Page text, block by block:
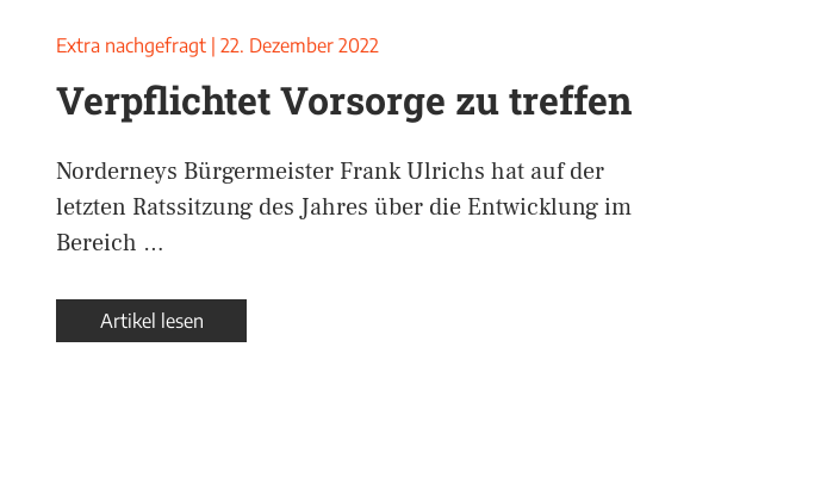
Extra nachgefragt 22. Dezember 2022
Verpflichtet Vorsorge zu treffen
Norderneys Bürgermeister Frank Ulrichs hat auf der
letzten Ratssitzung des Jahres über die Entwicklung im
Bereich …
Artikel lesen